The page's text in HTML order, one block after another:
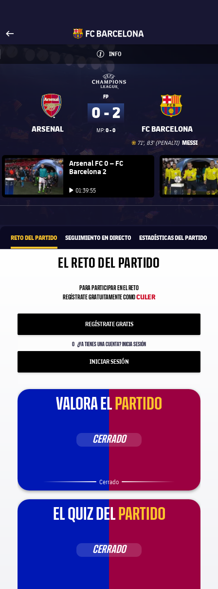
Visita FCBarcelona.es
arrow-right
fcbarcelona-with-name
INFO
INFORMACIÓN
INFO
UEFA Champions League
ARSENAL
FP
0 - 2
MP:0 - 0 FC BARCELONA
Golgoal
71', 83' (PENALTI) MESSI
FC Barcelona club badge
Iniciar vídeo
Arsenal FC 0 – FC
Barcelona 2
Iniciar vídeo
01:39:55
FC
Iniciar vídeo
RETO DEL PARTIDO SEGUIMIENTO EN DIRECTO ESTADÍSTICAS DEL PARTIDO
EL RETO DEL PARTIDO
PARA PARTICIPAR EN EL RETO
REGÍSTRATE GRATUITAMENTE COMOCULER
REGÍSTRATE GRATIS
O ¿YA TIENES UNA CUENTA? INICIA SESIÓN
INICIAR SESIÓN
VALORA EL PARTIDO
CERRADO
Cerrado
EL QUIZ DEL PARTIDO
CERRADO